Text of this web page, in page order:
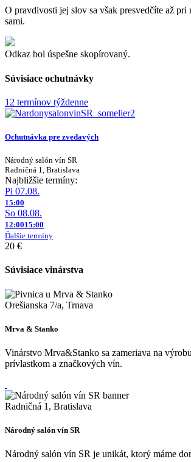
O pravdivosti jej slov sa však presvedčíte až pri
sami.
Odkaz bol úspešne skopírovaný.
Súvisiace ochutnávky
12 termínov týždenne
Ochutnávka pre zvedavých
Národný salón vín SR
Radničná 1, Bratislava
Najbližšie termíny:
Pi 07.08.
15:00
So 08.08.
12:0015:00
Ďalšie termíny
20 €
Súvisiace vinárstva
Orešianska 7/a, Trnava
Mrva & Stanko
Vinárstvo Mrva&Stanko sa zameriava na
prívlastkom a značkových vín.
Radničná 1, Bratislava
Národný salón vín SR
Národný salón vín SR je unikát, ktorý máme